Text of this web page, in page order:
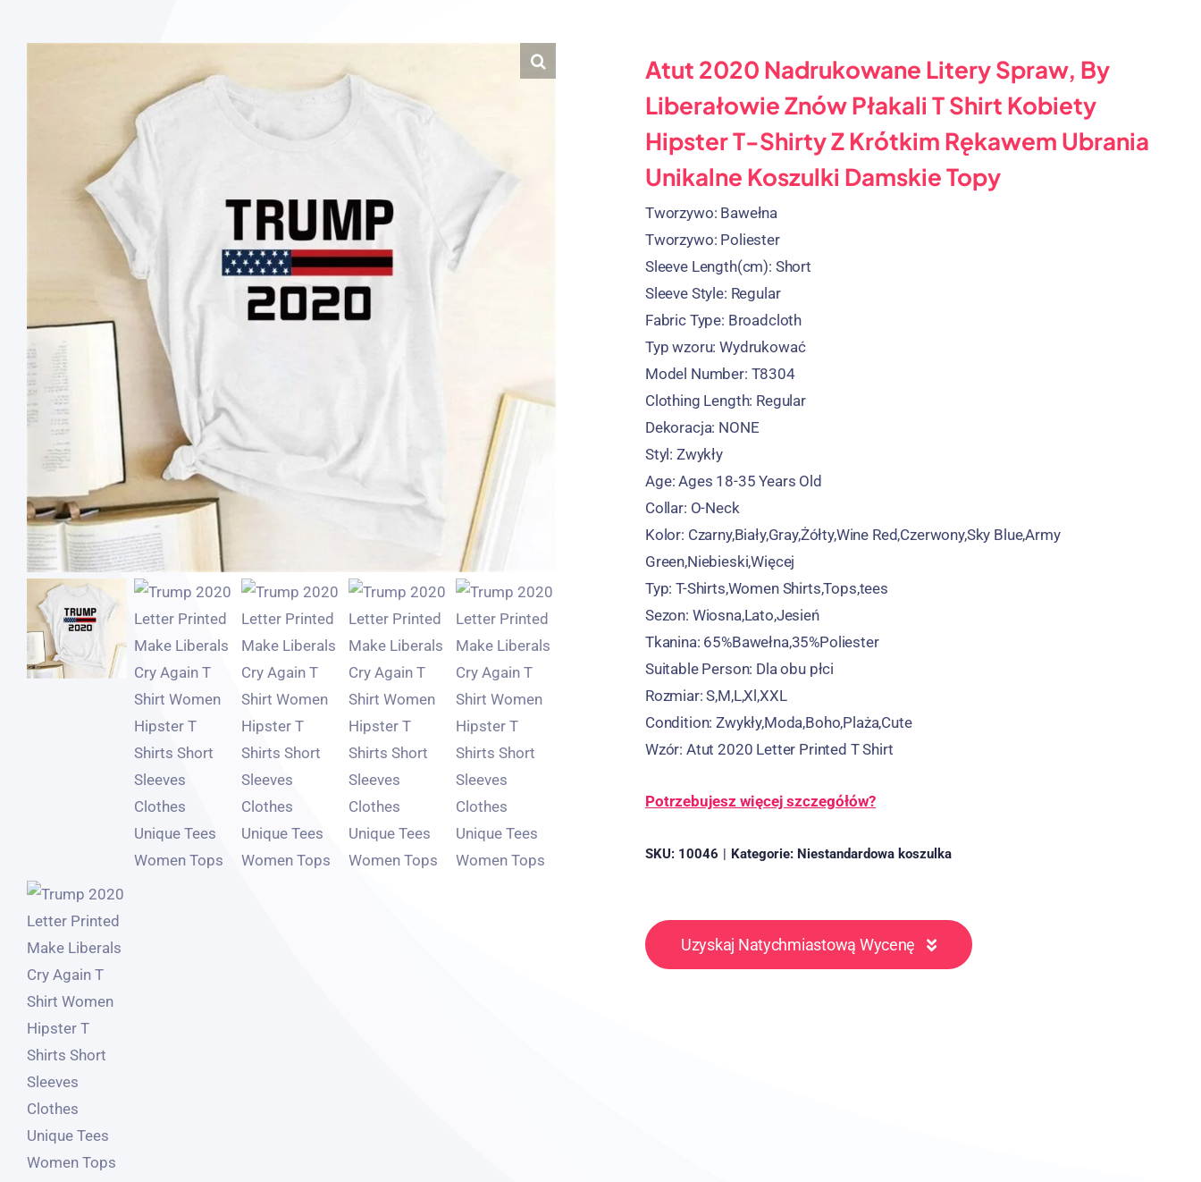
Atut 2020 Nadrukowane Litery Spraw, By
Liberałowie Znów Płakali T Shirt Kobiety
Hipster T-Shirty Z Krótkim Rękawem Ubrania
Unikalne Koszulki Damskie Topy
Tworzywo: Bawełna
Tworzywo: Poliester
Sleeve Length(cm): Short
Sleeve Style: Regular
Fabric Type: Broadcloth
Typ wzoru:Wydrukować
Model Number: T8304
Clothing Length: Regular
Dekoracja: NONE
Styl: Zwykły
Age:Ages 18-35Years Old
Collar: O-Neck
Kolor: Czarny,Biały,Gray,Żółty,Wine Red,Czerwony,Sky Blue,Army
Green,Niebieski,Więcej
Typ:T-Shirts,Women Shirts,Tops,tees
Sezon: Wiosna,Lato,Jesień
Tkanina: 65%Bawełna,35%Poliester
Suitable Person: Dla obu płci
Rozmiar:S,M,L,Xl,XXL
Condition:Zwykły,Moda,Boho,Plaża,Cute
Wzór: Atut 2020 Letter Printed T Shirt
Potrzebujesz więcej szczegółów?
SKU: 10046 | Kategorie: Niestandardowa koszulka
Uzyskaj Natychmiastową Wycenę